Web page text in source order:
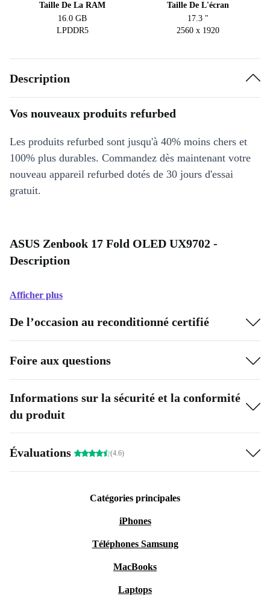
Taille De La RAM
16.0 GB
LPDDR5
Taille De L'écran
17.3 "
2560 x 1920
Description
Vos nouveaux produits refurbed
Les produits refurbed sont jusqu'à 40% moins chers et
100% plus durables. Commandez dès maintenant votre
nouveau appareil refurbed dotés de 30 jours d'essai
gratuit.
ASUS Zenbook 17 Fold OLED UX9702 -
Description
Afficher plus
De l’occasion au reconditionné certifié
Foire aux questions
Informations sur la sécurité et la conformité
du produit
Évaluations (4.6)
Catégories principales
iPhones
Téléphones Samsung
MacBooks
Laptops